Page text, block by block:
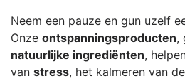
Neem een pauze en gun uzelf
Onze ontspanningsproducten,
natuurlijke ingrediënten,
van stress, het kalmeren van